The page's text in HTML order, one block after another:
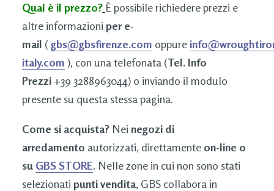
Qual è il prezzo? È possibile richiedere prezzi e
altre informazioni per e-
mail ( gbs@gbsfirenze.com oppure
italy.com ), con una telefonata (Tel. Info
Prezzi+39 3288963044) o inviando il modulo
presente su questa stessa pagina.
Come si acquista?Nei negozi di
arredamento autorizzati, direttamente on-line o
su GBS STORE. Nelle zone in cui non sono stati
selezionati punti vendita, GBS collabora in